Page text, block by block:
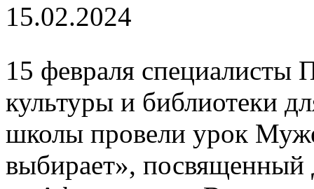
15.02.2024
15 февраля специалисты
культуры и библиотеки
школы провели урок
выбирает»,